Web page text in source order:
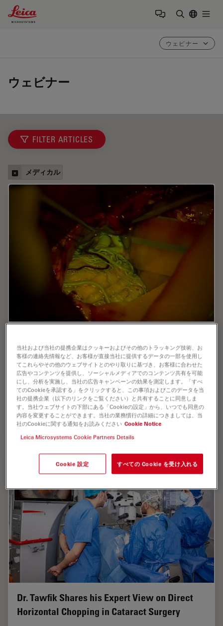
Leica Microsystems Logo
ウェビナー
ウェビナー
FILTER ARTICLES
メディカル
Neurosurgery
Fluorescein and ICG fluorescence videoangiography
have transformed the experience of vascular
neurosurgeons, providing an intraoperative view with
enriched information. During the Leica 2021…
Jul 06, 2022 オンラインセミナー AR Surgery
Dr. Tawfik Shares his Expert View on Direct
Horizontal Chopping in Cataract Surgery
当社および当社の提携企業はクッキーおよびその他のトラッキング技術、お
客様の連絡先情報など、お客様が直接当社に提供するデータの一部を使用し
てこれらやその他のウェブサイトとのやり取りに基づき、お客様に合わせた
広告やコンテンツを提供し、ソーシャルメディアでのコンテンツ共有を可能
にし、分析を実施し、当社の広告キャンペーンの効果を測定します。「すべ
てのCookieを承認する」をクリックすると、この事項およびこのデータを当
社の提携企業（以下のリンクをご覧ください）と共有することに同意しま
す。当社ウェブサイトの下部にある「Cookieの設定」から、いつでも同意の
内容を変更することができます。当社の業務慣行の詳細につきましては、当
社のCookieに関する通知をお読みください Cookie Notice
Leica Microsystems Cookie Partners Details
Cookie 設定 すべての Cookie を受け入れる